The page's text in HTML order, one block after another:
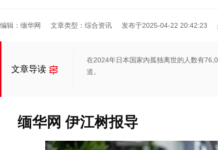
编辑：缅华网 文章类型：综合资讯 发布于2025-04-22 20:42:23
文章导读
在2024年日本国家內孤独离世的人数有
道。
缅华网 伊江树报导